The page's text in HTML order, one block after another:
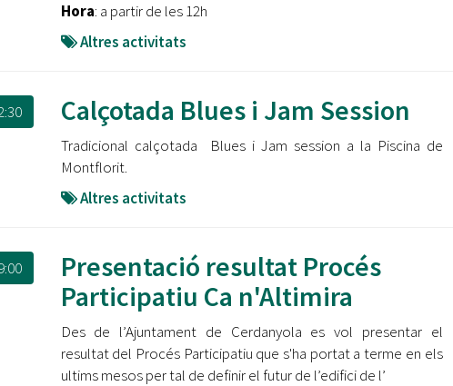
Hora: a partir de les 12h
Altres activitats
Calçotada Blues i Jam Session
Tradicional calçotada Blues i Jam session a la Piscina de
Montflorit.
Altres activitats
Presentació resultat Procés
Participatiu Ca n'Altimira
Des de l’Ajuntament de Cerdanyola es vol presentar el
resultat del Procés Participatiu que s'ha portat a terme en els
ultims mesos per tal de definir el futur de l’edifici de l’